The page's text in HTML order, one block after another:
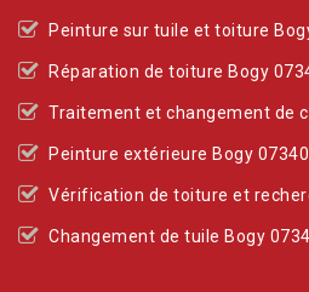
Peinture sur tuile et toiture
Réparation de toiture Bogy
Traitement et changement de
Peinture extérieure Bogy 07340
Vérification de toiture et
Changement de tuile Bogy